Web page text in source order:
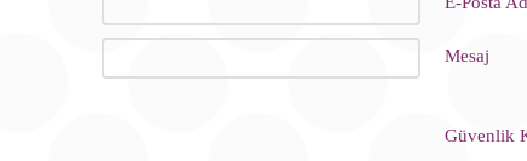
Mesaj
Güvenlik